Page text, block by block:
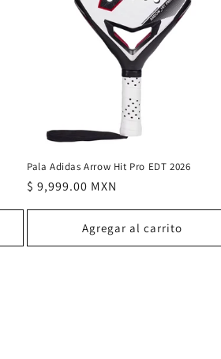
Pala Adidas Arrow Hit Pro EDT 2026
Precio
$ 9,999.00 MXN
Agregar al carrito